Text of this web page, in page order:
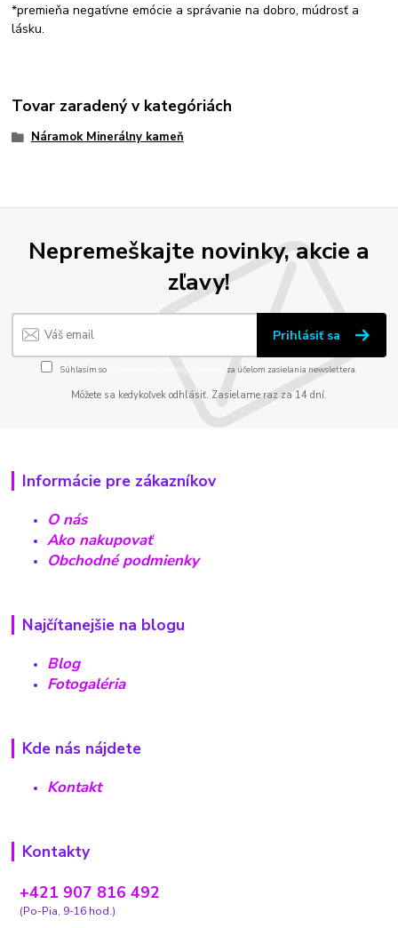
*premieňa negatívne emócie a správanie na dobro, múdrosť a
lásku.
Tovar zaradený v kategóriách
Náramok Minerálny kameň
Nepremeškajte novinky, akcie a
zľavy!
Prihlásiť sa
Súhlasím so spracovaním osobných údajov za účelom zasielania newslettera.
Môžete sa kedykoľvek odhlásiť. Zasielame raz za 14 dní.
Informácie pre zákazníkov
O nás
Ako nakupovať
Obchodné podmienky
Najčítanejšie na blogu
Blog
Fotogaléria
Kde nás nájdete
Kontakt
Kontakty
+421 907 816 492
(Po-Pia, 9-16 hod.)